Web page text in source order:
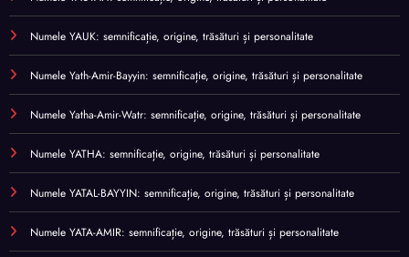
Numele YAUK: semnificație, origine, trăsături și personalitate
Numele Yath-Amir-Bayyin: semnificație, origine, trăsături și personalitate
Numele Yatha-Amir-Watr: semnificație, origine, trăsături și personalitate
Numele YATHA: semnificație, origine, trăsături și personalitate
Numele YATAL-BAYYIN: semnificație, origine, trăsături și personalitate
Numele YATA-AMIR: semnificație, origine, trăsături și personalitate